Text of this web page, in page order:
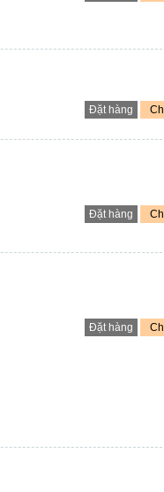
Đặt hàng
Đặt hàng
Đặt hàng